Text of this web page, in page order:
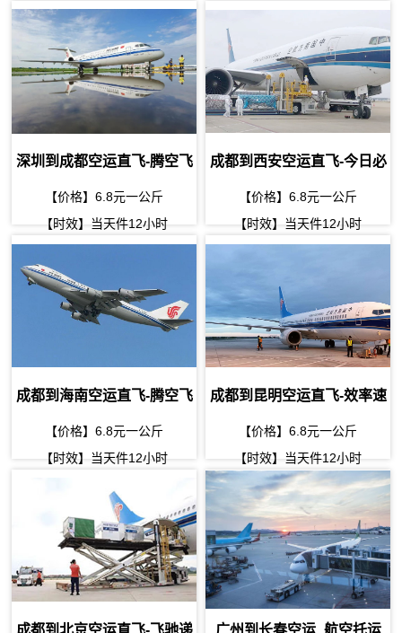
深圳到成都空运直飞-腾空飞
【价格】6.8元一公斤
【时效】当天件12小时
成都到西安空运直飞-今日必
【价格】6.8元一公斤
【时效】当天件12小时
成都到海南空运直飞-腾空飞
【价格】6.8元一公斤
【时效】当天件12小时
成都到昆明空运直飞-效率速
【价格】6.8元一公斤
【时效】当天件12小时
成都到北京空运直飞-飞驰递 广州到长春空运_航空托运